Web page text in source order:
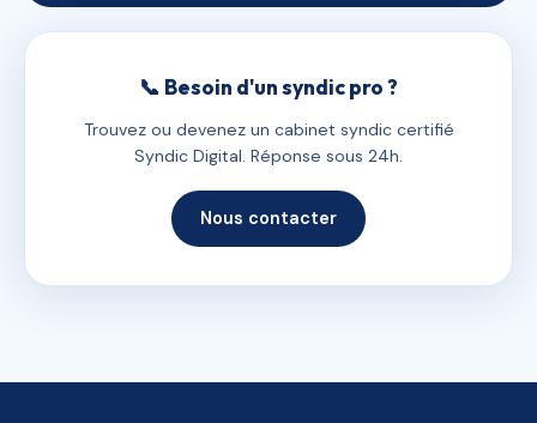
📞 Besoin d'un syndic pro ?
Trouvez ou devenez un cabinet syndic certifié
Syndic Digital. Réponse sous 24h.
Nous contacter